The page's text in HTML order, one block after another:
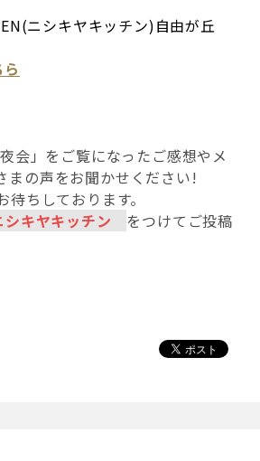
ニシキヤキッチン)自由が丘
会」をご覧になったご感想やメ
まの声をお聞かせください!
ちしております。
キヤキッチン をつけてご投稿